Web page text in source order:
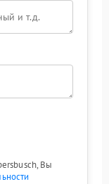
Вы